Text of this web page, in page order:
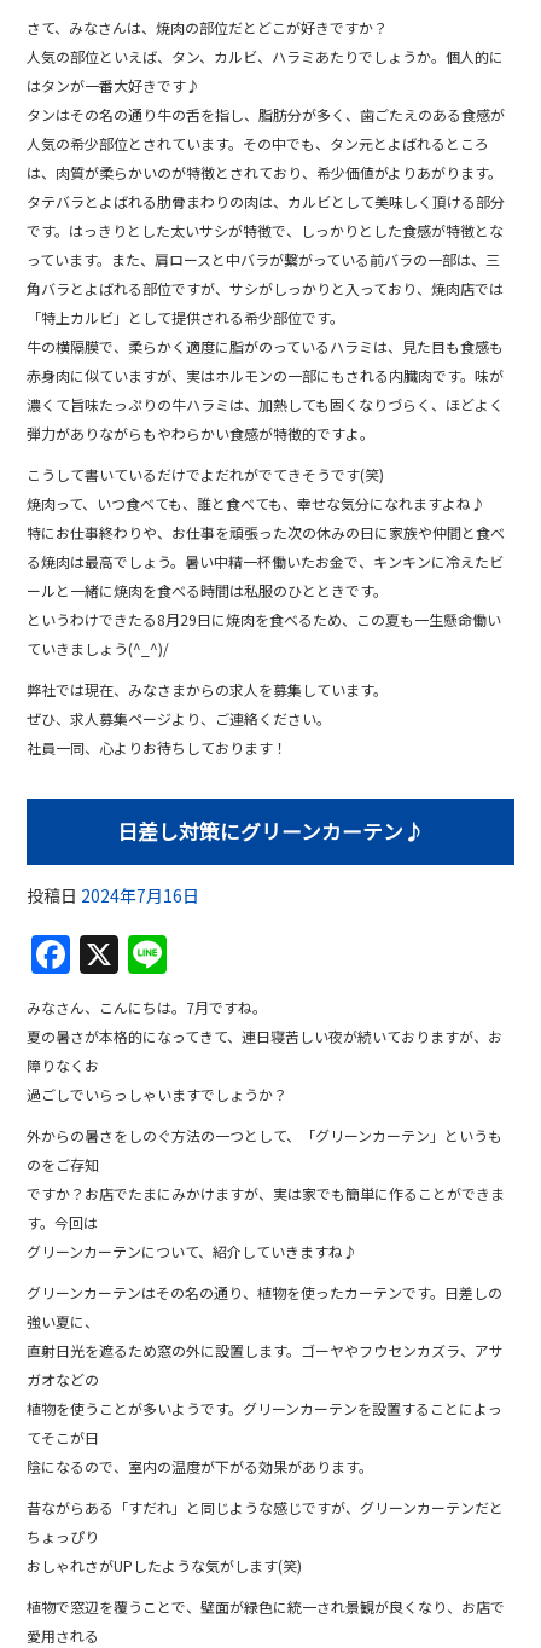
さて、みなさんは、焼肉の部位だとどこが好きですか？
人気の部位といえば、タン、カルビ、ハラミあたりでしょうか。個人的に
はタンが一番大好きです♪
タンはその名の通り牛の舌を指し、脂肪分が多く、歯ごたえのある食感が
人気の希少部位とされています。その中でも、タン元とよばれるところ
は、肉質が柔らかいのが特徴とされており、希少価値がよりあがります。
タテバラとよばれる肋骨まわりの肉は、カルビとして美味しく頂ける部分
です。はっきりとした太いサシが特徴で、しっかりとした食感が特徴とな
っています。また、肩ロースと中バラが繋がっている前バラの一部は、三
角バラとよばれる部位ですが、サシがしっかりと入っており、焼肉店では
「特上カルビ」として提供される希少部位です。
牛の横隔膜で、柔らかく適度に脂がのっているハラミは、見た目も食感も
赤身肉に似ていますが、実はホルモンの一部にもされる内臓肉です。味が
濃くて旨味たっぷりの牛ハラミは、加熱しても固くなりづらく、ほどよく
弾力がありながらもやわらかい食感が特徴的ですよ。
こうして書いているだけでよだれがでてきそうです(笑)
焼肉って、いつ食べても、誰と食べても、幸せな気分になれますよね♪
特にお仕事終わりや、お仕事を頑張った次の休みの日に家族や仲間と食べ
る焼肉は最高でしょう。暑い中精一杯働いたお金で、キンキンに冷えたビ
ールと一緒に焼肉を食べる時間は私服のひとときです。
というわけできたる8月29日に焼肉を食べるため、この夏も一生懸命働い
ていきましょう(^_^)/
弊社では現在、みなさまからの求人を募集しています。
ぜひ、求人募集ページより、ご連絡ください。
社員一同、心よりお待ちしております！
日差し対策にグリーンカーテン♪
投稿日 2024年7月16日
F
a
c
e
b
o
o
k
X
n
e
みなさん、こんにちは。7月ですね。
夏の暑さが本格的になってきて、連日寝苦しい夜が続いておりますが、お
障りなくお
過ごしでいらっしゃいますでしょうか？
外からの暑さをしのぐ方法の一つとして、「グリーンカーテン」というも
のをご存知
ですか？お店でたまにみかけますが、実は家でも簡単に作ることができま
す。今回は
グリーンカーテンについて、紹介していきますね♪
グリーンカーテンはその名の通り、植物を使ったカーテンです。日差しの
強い夏に、
直射日光を遮るため窓の外に設置します。ゴーヤやフウセンカズラ、アサ
ガオなどの
植物を使うことが多いようです。グリーンカーテンを設置することによっ
てそこが日
陰になるので、室内の温度が下がる効果があります。
昔ながらある「すだれ」と同じような感じですが、グリーンカーテンだと
ちょっぴり
おしゃれさがUPしたような気がします(笑)
植物で窓辺を覆うことで、壁面が緑色に統一され景観が良くなり、お店で
愛用される